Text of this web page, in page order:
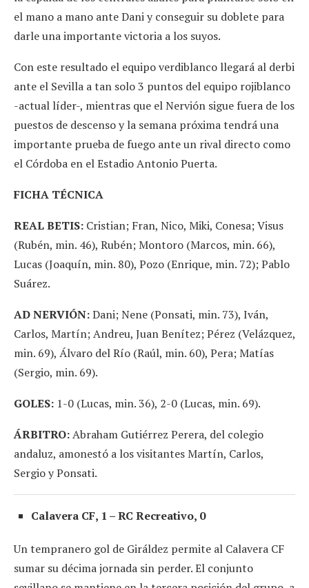
el mano a mano ante Dani y conseguir su doblete para
darle una importante victoria a los suyos.
Con este resultado el equipo verdiblanco llegará al derbi
ante el Sevilla a tan solo 3 puntos del equipo rojiblanco
-actual líder-, mientras que el Nervión sigue fuera de los
puestos de descenso y la semana próxima tendrá una
importante prueba de fuego ante un rival directo como
el Córdoba en el Estadio Antonio Puerta.
FICHA TÉCNICA
REAL BETIS: Cristian; Fran, Nico, Miki, Conesa; Visus
(Rubén, min. 46), Rubén; Montoro (Marcos, min. 66),
Lucas (Joaquín, min. 80), Pozo (Enrique, min. 72); Pablo
Suárez.
AD NERVIÓN:Dani; Nene (Ponsati, min. 73), Iván,
Carlos, Martín; Andreu, Juan Benítez; Pérez (Velázquez,
min. 69), Álvaro del Río (Raúl, min. 60), Pera; Matías
(Sergio, min. 69).
GOLES: 1-0 (Lucas, min. 36), 2-0 (Lucas, min. 69).
ÁRBITRO:Abraham Gutiérrez Perera, del colegio
andaluz, amonestó a los visitantes Martín, Carlos,
Sergio y Ponsati.
Calavera CF, 1 – RC Recreativo, 0
Un tempranero gol de Giráldez permite al Calavera CF
sumar su décima jornada sin perder. El conjunto